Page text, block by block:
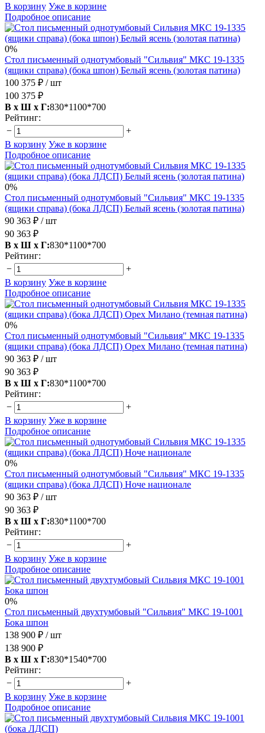
В корзину Уже в корзине
Подробное описание
0%
Стол письменный однотумбовый "Сильвия" МКС 19-1335
(ящики справа) (бока шпон) Белый ясень (золотая патина)
100 375 ₽ / шт
100 375 ₽
В х Ш х Г:830*1100*700
Рейтинг:
−
+
В корзину Уже в корзине
Подробное описание
0%
Стол письменный однотумбовый "Сильвия" МКС 19-1335
(ящики справа) (бока ЛДСП) Белый ясень (золотая патина)
90 363 ₽ / шт
90 363 ₽
В х Ш х Г:830*1100*700
Рейтинг:
−
+
В корзину Уже в корзине
Подробное описание
0%
Стол письменный однотумбовый "Сильвия" МКС 19-1335
(ящики справа) (бока ЛДСП) Орех Милано (темная патина)
90 363 ₽ / шт
90 363 ₽
В х Ш х Г:830*1100*700
Рейтинг:
−
+
В корзину Уже в корзине
Подробное описание
0%
Стол письменный однотумбовый "Сильвия" МКС 19-1335
(ящики справа) (бока ЛДСП) Ноче национале
90 363 ₽ / шт
90 363 ₽
В х Ш х Г:830*1100*700
Рейтинг:
−
+
В корзину Уже в корзине
Подробное описание
0%
Стол письменный двухтумбовый "Сильвия" МКС 19-1001
Бока шпон
138 900 ₽ / шт
138 900 ₽
В х Ш х Г:830*1540*700
Рейтинг:
−
+
В корзину Уже в корзине
Подробное описание